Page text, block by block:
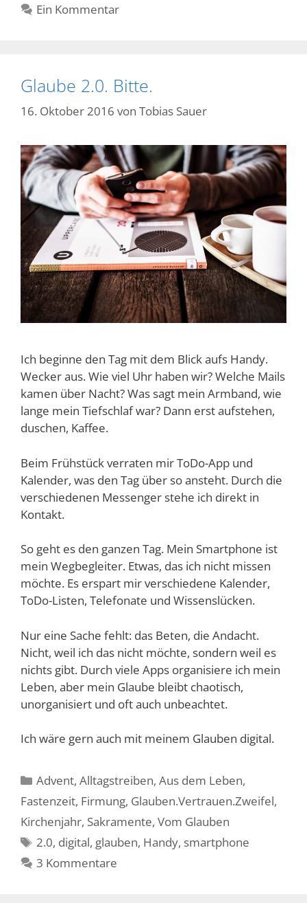
Ein Kommentar
Glaube 2.0. Bitte.
16. Oktober 2016 von Tobias Sauer
Ich beginne den Tag mit dem Blick aufs Handy.
Wecker aus. Wie viel Uhr haben wir? Welche Mails
kamen über Nacht? Was sagt mein Armband, wie
lange mein Tiefschlaf war? Dann erst aufstehen,
duschen, Kaffee.
Beim Frühstück verraten mir ToDo-App und
Kalender, was den Tag über so ansteht. Durch die
verschiedenen Messenger stehe ich direkt in
Kontakt.
So geht es den ganzen Tag. Mein Smartphone ist
mein Wegbegleiter. Etwas, das ich nicht missen
möchte. Es erspart mir verschiedene Kalender,
ToDo-Listen, Telefonate und Wissenslücken.
Nur eine Sache fehlt: das Beten, die Andacht.
Nicht, weil ich das nicht möchte, sondern weil es
nichts gibt. Durch viele Apps organisiere ich mein
Leben, aber mein Glaube bleibt chaotisch,
unorganisiert und oft auch unbeachtet.
Ich wäre gern auch mit meinem Glauben digital.
Kategorien
Advent,Alltagstreiben,Aus dem Leben,
Fastenzeit, Firmung, Glauben.Vertrauen.Zweifel,
Kirchenjahr, Sakramente, Vom Glauben
Schlagwörter
2.0, digital, glauben, Handy, smartphone
3 Kommentare